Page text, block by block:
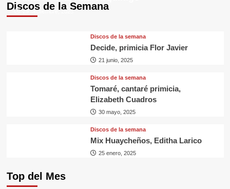
Discos de la Semana
29 septiembre, 2025
Discos de la semana
Decide, primicia Flor Javier
21 junio, 2025
Discos de la semana
Tomaré, cantaré primicia,
Elizabeth Cuadros
30 mayo, 2025
Discos de la semana
Mix Huaycheños, Editha Larico
25 enero, 2025
Top del Mes